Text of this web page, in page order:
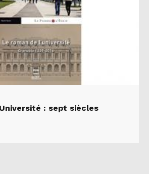
: sept siècles